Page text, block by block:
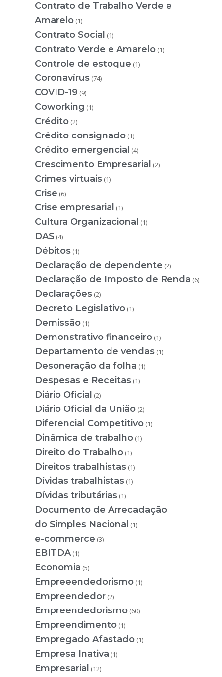
Contrato de Trabalho Verde e
Amarelo (1)
Contrato Social (1)
Contrato Verde e Amarelo (1)
Controle de estoque (1)
Coronavírus (74)
COVID-19 (9)
Coworking (1)
Crédito (2)
Crédito consignado (1)
Crédito emergencial (4)
Crescimento Empresarial (2)
Crimes virtuais (1)
Crise (6)
Crise empresarial (1)
Cultura Organizacional (1)
DAS (4)
Débitos (1)
Declaração de dependente (2)
Declaração de Imposto de Renda (6)
Declarações (2)
Decreto Legislativo (1)
Demissão (1)
Demonstrativo financeiro (1)
Departamento de vendas (1)
Desoneração da folha (1)
Despesas e Receitas (1)
Diário Oficial (2)
Diário Oficial da União (2)
Diferencial Competitivo (1)
Dinâmica de trabalho (1)
Direito do Trabalho (1)
Direitos trabalhistas (1)
Dívidas trabalhistas (1)
Dívidas tributárias (1)
Documento de Arrecadação
do Simples Nacional (1)
e-commerce (3)
EBITDA (1)
Economia (5)
Empreeendedorismo (1)
Empreendedor (2)
Empreendedorismo (60)
Empreendimento (1)
Empregado Afastado (1)
Empresa Inativa (1)
Empresarial (12)